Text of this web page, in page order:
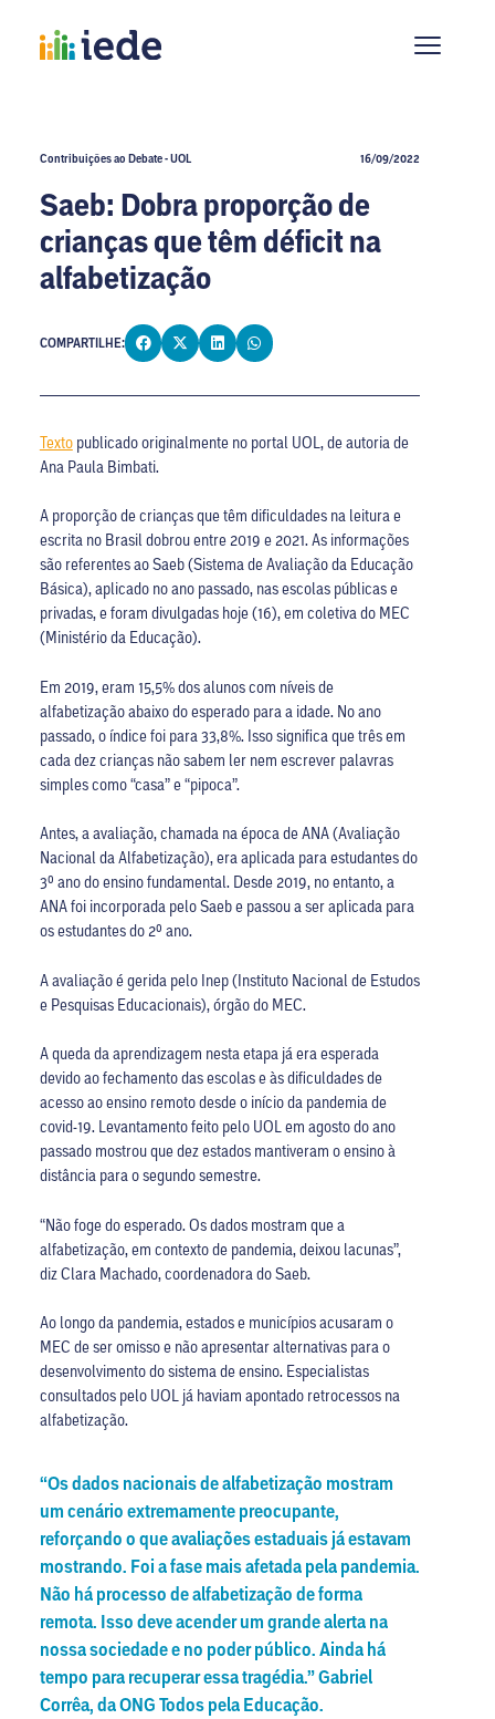
Contribuições ao Debate - UOL 16/09/2022
Saeb: Dobra proporção de
crianças que têm déficit na
alfabetização
COMPARTILHE:
Textopublicado originalmente no portal UOL, de autoria de
Ana Paula Bimbati.
A proporção de crianças que têm dificuldades na leitura e
escrita no Brasil dobrou entre 2019 e 2021. As informações
são referentes ao Saeb (Sistema de Avaliação da Educação
Básica), aplicado no ano passado, nas escolas públicas e
privadas, e foram divulgadas hoje (16), em coletiva do MEC
(Ministério da Educação).
Em 2019, eram 15,5% dos alunos com níveis de
alfabetização abaixo do esperado para a idade. No ano
passado, o índice foi para 33,8%. Isso significa que três em
cada dez crianças não sabem ler nem escrever palavras
simples como “casa” e “pipoca”.
Antes, a avaliação, chamada na época de ANA (Avaliação
Nacional da Alfabetização), era aplicada para estudantes do
3º ano do ensino fundamental. Desde 2019, no entanto, a
ANA foi incorporada pelo Saeb e passou a ser aplicada para
os estudantes do 2º ano.
A avaliação é gerida pelo Inep (Instituto Nacional de Estudos
e Pesquisas Educacionais), órgão do MEC.
A queda da aprendizagem nesta etapa já era esperada
devido ao fechamento das escolas e às dificuldades de
acesso ao ensino remoto desde o início da pandemia de
covid-19. Levantamento feito pelo UOL em agosto do ano
passado mostrou que dez estados mantiveram o ensino à
distância para o segundo semestre.
“Não foge do esperado. Os dados mostram que a
alfabetização, em contexto de pandemia, deixou lacunas”,
diz Clara Machado, coordenadora do Saeb.
Ao longo da pandemia, estados e municípios acusaram o
MEC de ser omisso e não apresentar alternativas para o
desenvolvimento do sistema de ensino. Especialistas
consultados pelo UOL já haviam apontado retrocessos na
alfabetização.
“Os dados nacionais de alfabetização mostram
um cenário extremamente preocupante,
reforçando o que avaliações estaduais já estavam
mostrando. Foi a fase mais afetada pela pandemia.
Não há processo de alfabetização de forma
remota. Isso deve acender um grande alerta na
nossa sociedade e no poder público. Ainda há
tempo para recuperar essa tragédia.” Gabriel
Corrêa, da ONG Todos pela Educação.